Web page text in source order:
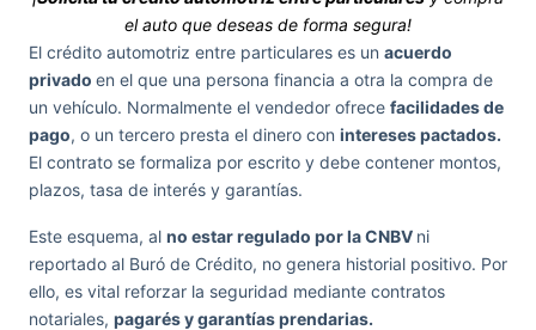
el auto que deseas de forma segura!
El crédito automotriz entre particulares es un acuerdo
privado en el que una persona financia a otra la compra de
un vehículo. Normalmente el vendedor ofrece facilidades de
pago, o un tercero presta el dinero con intereses pactados.
El contrato se formaliza por escrito y debe contener montos,
plazos, tasa de interés y garantías.
Este esquema, al no estar regulado por la CNBV ni
reportado al Buró de Crédito, no genera historial positivo. Por
ello, es vital reforzar la seguridad mediante contratos
notariales, pagarés y garantías prendarias.